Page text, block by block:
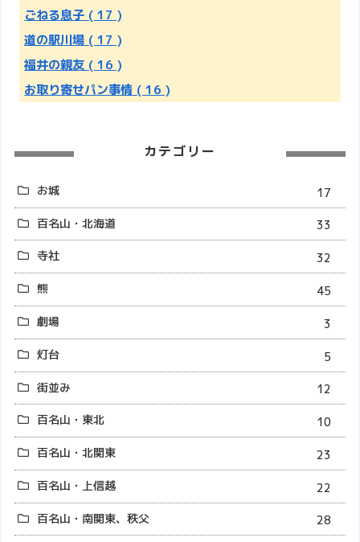
ごねる息子 ( 17 )
道の駅川場 ( 17 )
福井の親友 ( 16 )
お取り寄せパン事情 ( 16 )
カテゴリー
お城
17
百名山・北海道
33
寺社
32
熊
45
劇場
3
灯台
5
街並み
12
百名山・東北
10
百名山・北関東
23
百名山・上信越
22
百名山・南関東、秩父
28